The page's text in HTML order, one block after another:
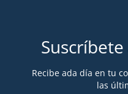
Recibe ada día en tu
las